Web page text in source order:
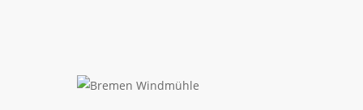
Jahresabschlusstreffen